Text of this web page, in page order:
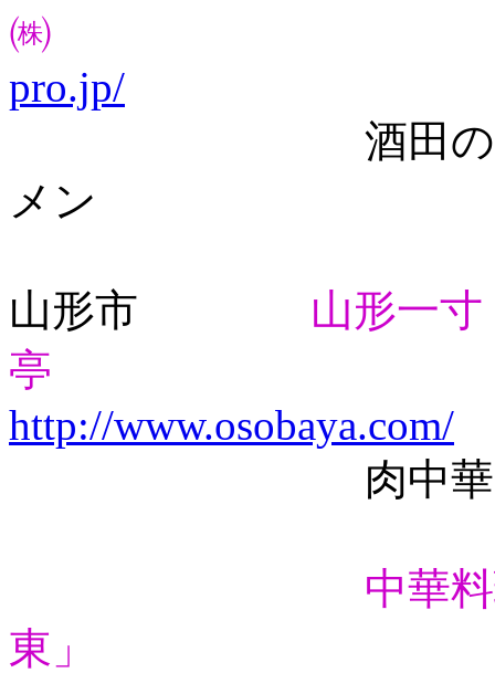
㈱
pro.jp/
酒田の中華そ
メン
山形市 山形一寸
亭
http://www.osobaya.com/
肉中華
中華
東」